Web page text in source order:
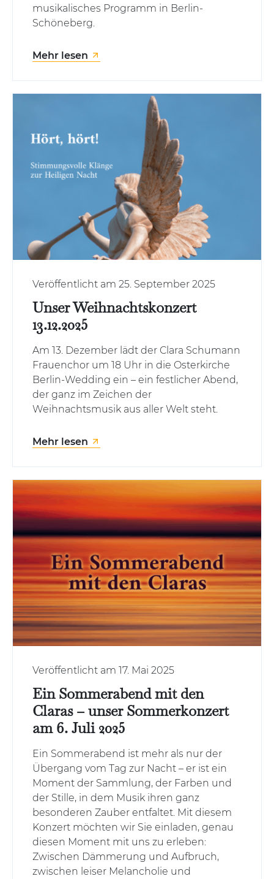
musikalisches Programm in Berlin-
Schöneberg.
Mehr lesen
Veröffentlicht am 25. September 2025
Unser Weihnachtskonzert
13.12.2025
Am 13. Dezember lädt der Clara Schumann
Frauenchor um 18 Uhr in die Osterkirche
Berlin-Wedding ein – ein festlicher Abend,
der ganz im Zeichen der
Weihnachtsmusik aus aller Welt steht.
Mehr lesen
Veröffentlicht am 17. Mai 2025
Ein Sommerabend mit den
Claras – unser Sommerkonzert
am 6. Juli 2025
Ein Sommerabend ist mehr als nur der
Übergang vom Tag zur Nacht – er ist ein
Moment der Sammlung, der Farben und
der Stille, in dem Musik ihren ganz
besonderen Zauber entfaltet. Mit diesem
Konzert möchten wir Sie einladen, genau
diesen Moment mit uns zu erleben:
Zwischen Dämmerung und Aufbruch,
zwischen leiser Melancholie und